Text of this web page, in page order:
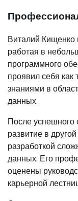
Виталий Кищенко
работая в
программного
проявил себя как
знаниями в
данных.
После успешного
развитие в
разработкой
данных. Его
оценены
карьерной